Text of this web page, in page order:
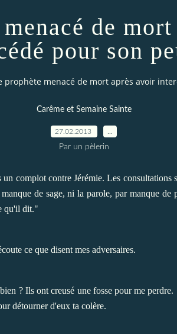
de
pour son
prophète menacé de mort après avoir
Carême et Semaine Sainte
27.02.2013
Par un pèlerin
complot contre Jérémie. Les consultations
de sage, ni la parole, par manque de
qu'il dit."
ce que disent mes adversaires.
? Ils ont creusé une fosse pour me
détourner d'eux ta colère.